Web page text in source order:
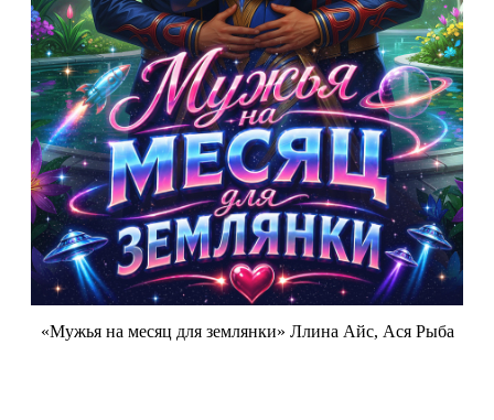
«Мужья на месяц для землянки» Ллина Айс, Ася Рыба